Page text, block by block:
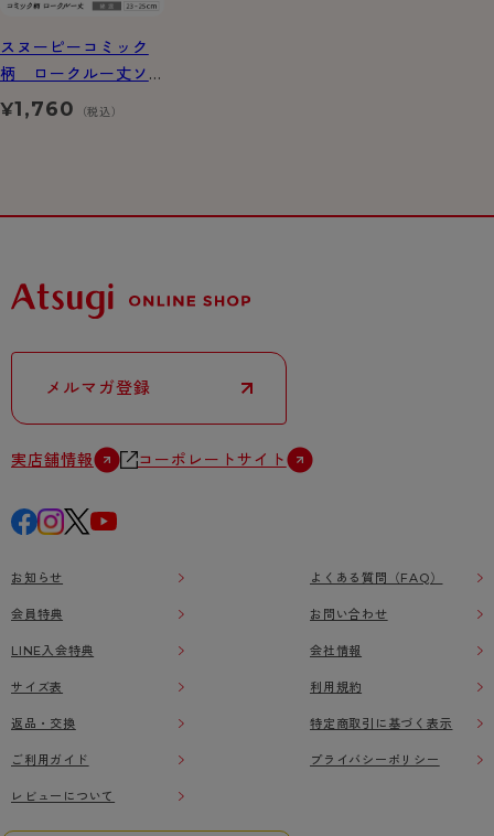
スヌーピーコミック
柄 ロークルー丈ソ
ックス
¥1,760 （税込）
メルマガ登録
実店舗情報 コーポレートサイト
お知らせ
会員特典
LINE入会特典
サイズ表
返品・交換
ご利用ガイド
レビューについて
よくある質問（FAQ）
お問い合わせ
会社情報
利用規約
特定商取引に基づく表示
プライバシーポリシー